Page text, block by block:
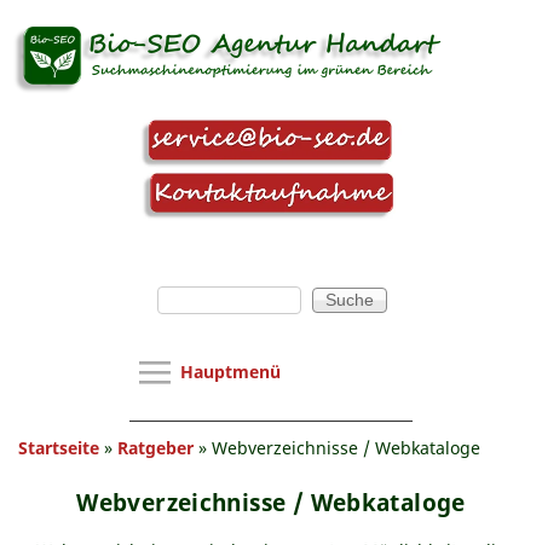
Direkt zum Inhalt
Suchformular
Hauptmenü
Hauptmenü
Webseitenoptimierung
SEO-Beratung
Startseite » Ratgeber » Webverzeichnisse / Webkataloge
Webverzeichnisse / Webkataloge